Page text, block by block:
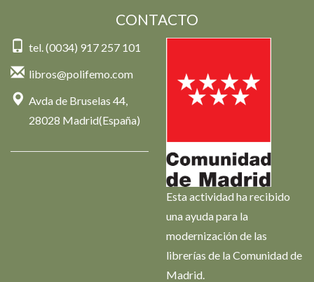
CONTACTO
tel. (0034) 917 257 101
libros@polifemo.com
Avda de Bruselas 44,
28028 Madrid(España)
Esta actividad ha recibido
una ayuda para la
modernización de las
librerías de la Comunidad de
Madrid.